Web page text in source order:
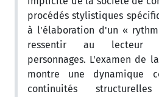
procédés stylistiques
à l'élaboration d'un «
ressentir au lecteur
personnages. L'examen de
montre une dynamique
continuités